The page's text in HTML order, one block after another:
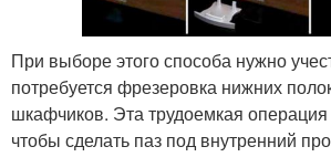
При выборе этого способа нужно
потребуется фрезеровка нижних
шкафчиков. Эта трудоемкая
чтобы сделать паз под внутренний